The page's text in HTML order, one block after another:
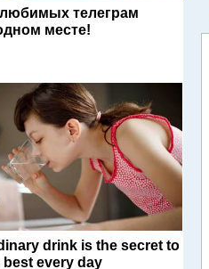
телеграм
месте!
drink is the secret to
every day